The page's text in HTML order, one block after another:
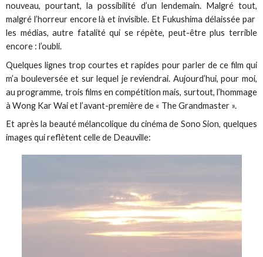
nouveau, pourtant, la possibilité d’un lendemain. Malgré tout,
malgré l’horreur encore là et invisible. Et Fukushima délaissée par
les médias, autre fatalité qui se répète, peut-être plus terrible
encore : l’oubli.
Quelques lignes trop courtes et rapides pour parler de ce film qui
m’a bouleversée et sur lequel je reviendrai. Aujourd’hui, pour moi,
au programme, trois films en compétition mais, surtout, l’hommage
à Wong Kar Wai et l’avant-première de « The Grandmaster ».
Et après la beauté mélancolique du cinéma de Sono Sion, quelques
images qui reflètent celle de Deauville: